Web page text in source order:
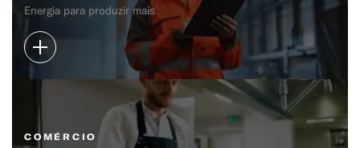
Energia para produzir mais
COMÉRCIO